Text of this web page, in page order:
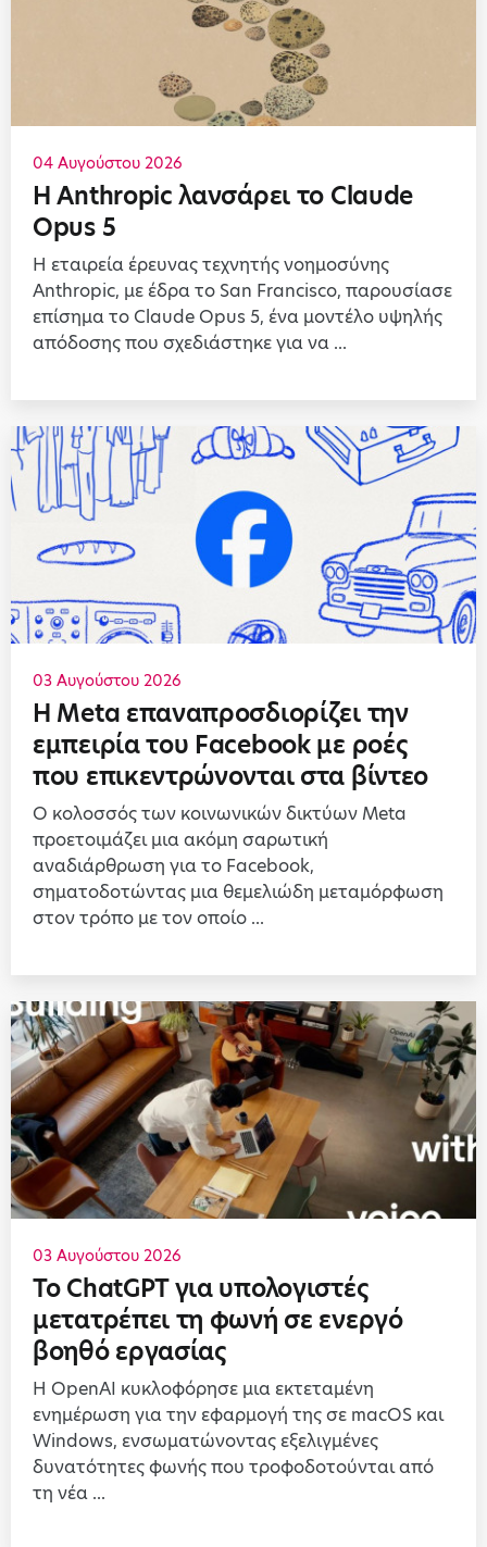
04 Αυγούστου 2026
Η Anthropic λανσάρει το Claude
Opus 5
Η εταιρεία έρευνας τεχνητής νοημοσύνης
Anthropic, με έδρα το San Francisco, παρουσίασε
επίσημα το Claude Opus 5, ένα μοντέλο υψηλής
απόδοσης που σχεδιάστηκε για να ...
03 Αυγούστου 2026
Η Meta επαναπροσδιορίζει την
εμπειρία του Facebook με ροές
που επικεντρώνονται στα βίντεο
Ο κολοσσός των κοινωνικών δικτύων Meta
προετοιμάζει μια ακόμη σαρωτική
αναδιάρθρωση για το Facebook,
σηματοδοτώντας μια θεμελιώδη μεταμόρφωση
στον τρόπο με τον οποίο ...
03 Αυγούστου 2026
Το ChatGPT για υπολογιστές
μετατρέπει τη φωνή σε ενεργό
βοηθό εργασίας
Η OpenAI κυκλοφόρησε μια εκτεταμένη
ενημέρωση για την εφαρμογή της σε macOS και
Windows, ενσωματώνοντας εξελιγμένες
δυνατότητες φωνής που τροφοδοτούνται από
τη νέα ...